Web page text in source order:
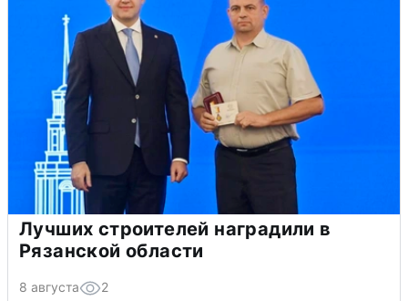
Лучших строителей наградили в
Рязанской области
8 августа 2